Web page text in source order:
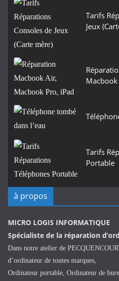
Tarifs
Jeux
Tarifs
Portable
à propos
MICRO LOGIS INFORMATIQUE
Spécialiste de la réparation
Dans notre atelier de
d’ordinateur de toutes marques,
Ordinateur portable, Ordinateur de